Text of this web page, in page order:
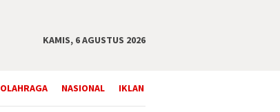
KAMIS, 6 AGUSTUS 2026
OLAHRAGA NASIONAL IKLAN